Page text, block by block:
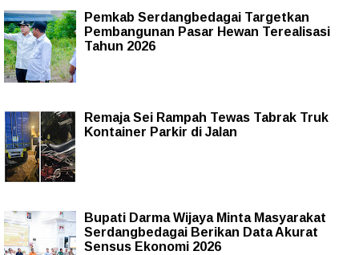
Pemkab Serdangbedagai Targetkan
Pembangunan Pasar Hewan Terealisasi
Tahun 2026
Remaja Sei Rampah Tewas Tabrak Truk
Kontainer Parkir di Jalan
Bupati Darma Wijaya Minta Masyarakat
Serdangbedagai Berikan Data Akurat
Sensus Ekonomi 2026